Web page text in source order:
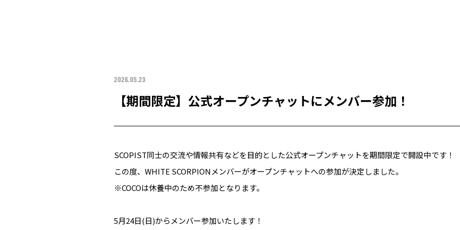
2026.05.23
【期間限定】公式オープンチャットにメンバー参加！
SCOPIST同士の交流や情報共有などを目的とした公式オープンチャットを期間限定で開設中です！
この度、WHITE SCORPIONメンバーがオープンチャットへの参加が決定しました。
※COCOは休養中のため不参加となります。
5月24日(日)からメンバー参加いたします！